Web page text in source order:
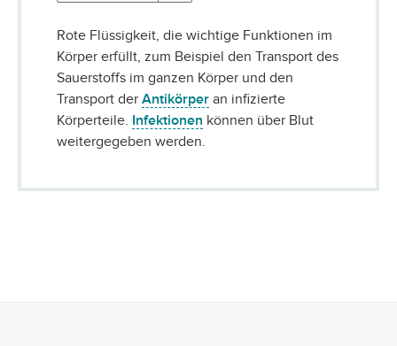
Rote Flüssigkeit, die wichtige Funktionen im
Körper erfüllt, zum Beispiel den Transport des
Sauerstoffs im ganzen Körper und den
Transport der Antikörper an infizierte
Körperteile. Infektionen können über Blut
weitergegeben werden.